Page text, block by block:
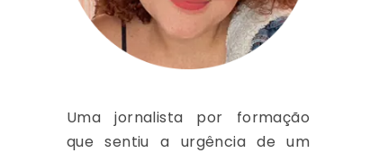
Uma jornalista por formação
que sentiu a urgência de um